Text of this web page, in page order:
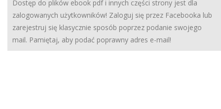
Dostęp do plików ebook pdf i innych części strony jest dla
zalogowanych użytkowników! Zaloguj się przez Facebooka lub
zarejestruj się klasycznie sposób poprzez podanie swojego
mail. Pamiętaj, aby podać poprawny adres e-mail!